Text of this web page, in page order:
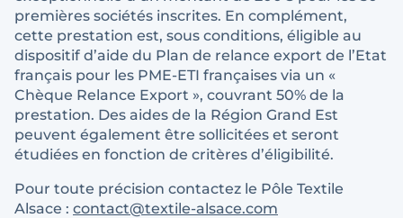
premières sociétés inscrites. En complément,
cette prestation est, sous conditions, éligible au
dispositif d’aide du Plan de relance export de l’Etat
français pour les PME-ETI françaises via un «
Chèque Relance Export », couvrant 50% de la
prestation. Des aides de la Région Grand Est
peuvent également être sollicitées et seront
étudiées en fonction de critères d’éligibilité.
Pour toute précision contactez le Pôle Textile
Alsace : contact@textile-alsace.com